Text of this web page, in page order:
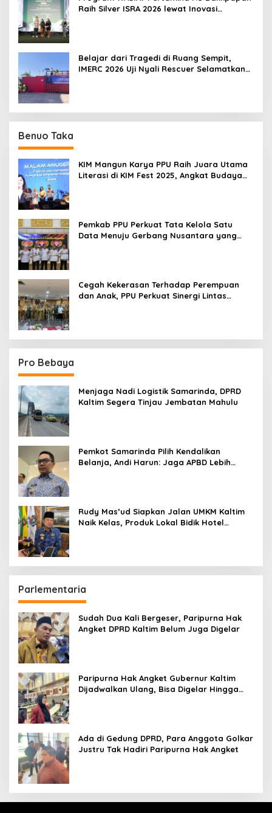
Raih Silver ISRA 2026 lewat Inovasi
Belajar dari Tragedi di Ruang Sempit,
IMERC 2026 Uji Nyali Rescuer Selamatkan
Benuo Taka
KIM Mangun Karya PPU Raih Juara Utama
Literasi di KIM Fest 2025, Angkat Budaya
Pemkab PPU Perkuat Tata Kelola Satu
Data Menuju Gerbang Nusantara yang
Cegah Kekerasan Terhadap Perempuan
dan Anak, PPU Perkuat Sinergi Lintas
Pro Bebaya
Menjaga Nadi Logistik Samarinda, DPRD
Kaltim Segera Tinjau Jembatan Mahulu
Pemkot Samarinda Pilih Kendalikan
Belanja, Andi Harun: Jaga APBD Lebih
Rudy Mas’ud Siapkan Jalan UMKM Kaltim
Naik Kelas, Produk Lokal Bidik Hotel
Parlementaria
Sudah Dua Kali Bergeser, Paripurna Hak
Angket DPRD Kaltim Belum Juga Digelar
Paripurna Hak Angket Gubernur Kaltim
Dijadwalkan Ulang, Bisa Digelar Hingga
Ada di Gedung DPRD, Para Anggota Golkar
Justru Tak Hadiri Paripurna Hak Angket